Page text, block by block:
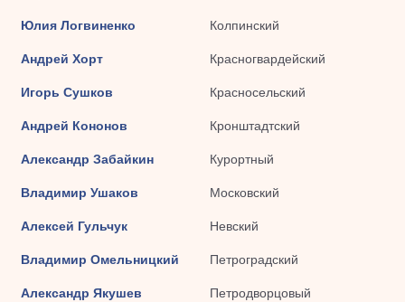
Юлия Логвиненко Колпинский
Андрей Хорт Красногвардейский
Игорь Сушков Красносельский
Андрей Кононов Кронштадтский
Александр Забайкин Курортный
Владимир Ушаков Московский
Алексей Гульчук Невский
Владимир Омельницкий Петроградский
Александр Якушев Петродворцовый